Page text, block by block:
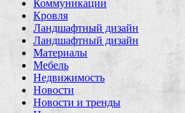
Коммуникации
Кровля
Ландшафтный дизайн
Ландшафтный дизайн
Материалы
Мебель
Недвижимость
Новости
Новости и тренды